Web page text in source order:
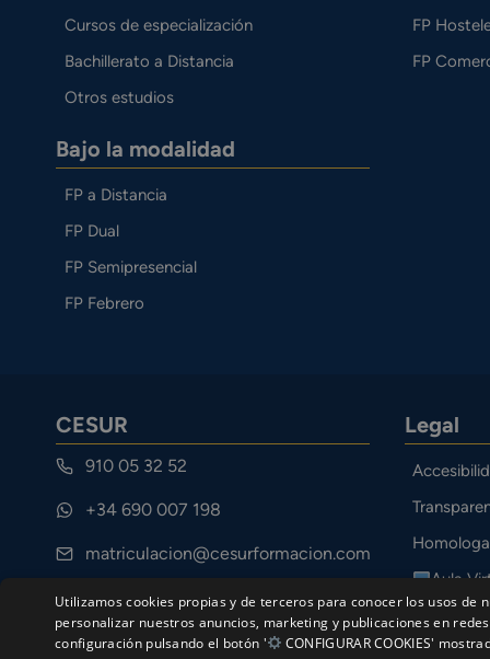
Cursos de especialización
Bachillerato a Distancia
Otros estudios
Bajo la modalidad
FP a Distancia
FP Dual
FP Semipresencial
FP Febrero
FP
FP
CESUR
910 05 32 52
+34 690 007 198
matriculacion@cesurformacion.com
Calle Cuarteles 11, 29002 Málaga
Legal
Aula
Canal Ético
Utilizamos cookies propias y de terceros para conocer los usos
personalizar nuestros anuncios, marketing y publicaciones en
configuración pulsando el botón '
CONFIGURAR COOKIES'